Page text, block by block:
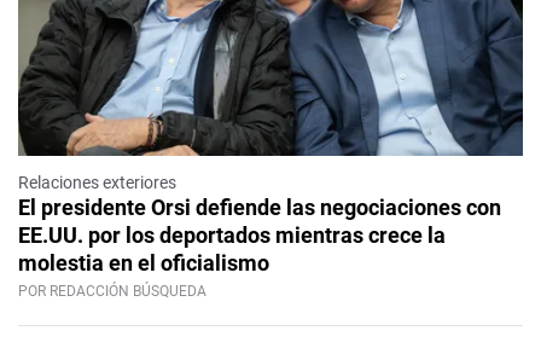
Relaciones exteriores
El presidente Orsi defiende las negociaciones con
EE.UU. por los deportados mientras crece la
molestia en el oficialismo
POR REDACCIÓN BÚSQUEDA